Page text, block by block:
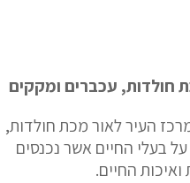
חולדות, עכברים ומקקים
העיר לאור מכת חולדות,
בעלי החיים אשר נכנסים
ואיכות החיים.